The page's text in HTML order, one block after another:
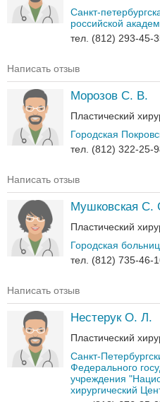
Санкт-
российской
тел. (812) 293-45-
Написать отзыв
Морозов С. В.
Пластический
Городская
тел. (812) 322-25-
Написать отзыв
Мушковская С.
Пластический
Городская
тел. (812) 735-46-
Написать отзыв
Нестерук О. Л.
Пластический
Санкт-
Федерального
учреждения
хирургический